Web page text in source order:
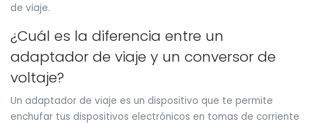
de viaje.
¿Cuál es la diferencia entre un
adaptador de viaje y un conversor de
voltaje?
Un adaptador de viaje es un dispositivo que te permite
enchufar tus dispositivos electrónicos en tomas de corriente